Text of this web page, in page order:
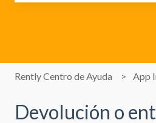
Rently Centro de Ayuda App
Devolución o